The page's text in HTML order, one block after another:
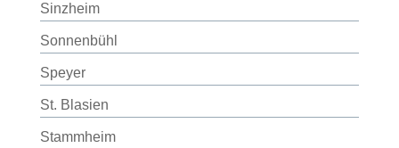
Sinzheim
Sonnenbühl
Speyer
St. Blasien
Stammheim